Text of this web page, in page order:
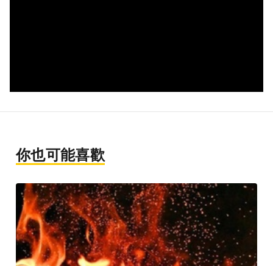
你也可能喜歡